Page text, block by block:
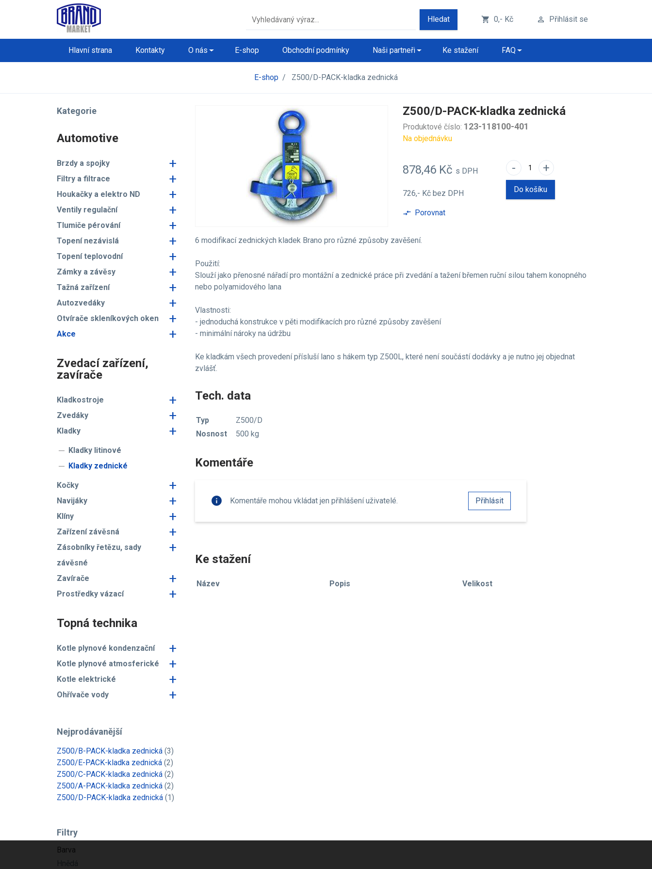
Hledat shopping_cart 0,- Kč perm_identity Přihlásit se
Hlavní strana Kontakty O nás E-shop Obchodní podmínky Naši partneři Ke stažení FAQ
E-shop / Z500/D-PACK-kladka zednická
Kategorie
Automotive
Brzdy a spojky +
Filtry a filtrace +
Houkačky a elektro ND +
Ventily regulační +
Tlumiče pérování +
Topení nezávislá +
Topení teplovodní +
Zámky a závěsy +
Tažná zařízení +
Autozvedáky +
Otvírače skleníkových oken +
Akce +
Zvedací zařízení,
zavírače
Kladkostroje +
Zvedáky +
Kladky +
Kladky litinové
Kladky zednické
Kočky +
Navijáky +
Klíny +
Zařízení závěsná +
Zásobníky řetězu, sady
závěsné
+
Zavírače +
Prostředky vázací +
Topná technika
Kotle plynové kondenzační +
Kotle plynové atmosferické +
Kotle elektrické +
Ohřívače vody +
Nejprodávanější
Z500/B-PACK-kladka zednická (3)
Z500/E-PACK-kladka zednická (2)
Z500/C-PACK-kladka zednická (2)
Z500/A-PACK-kladka zednická (2)
Z500/D-PACK-kladka zednická (1)
Filtry
Barva
Hnědá
Z500/D-PACK-kladka zednická
Produktové číslo: 123-118100-401
Na objednávku
878,46 Kč s DPH
726,- Kč bez DPH
- +
Do košíku
compare_arrows Porovnat
6 modifikací zednických kladek Brano pro různé způsoby zavěšení.
Použití:
Slouží jako přenosné nářadí pro montážní a zednické práce při zvedání a tažení břemen ruční silou tahem konopného
nebo polyamidového lana
Vlastnosti:
- jednoduchá konstrukce v pěti modifikacích pro různé způsoby zavěšení
- minimální nároky na údržbu
Ke kladkám všech provedení přísluší lano s hákem typ Z500L, které není součástí dodávky a je nutno jej objednat
zvlášť.
Tech. data
Typ
Z500/D
Nosnost
500 kg
Komentáře
info Komentáře mohou vkládat jen přihlášení uživatelé. Přihlásit
Ke stažení
Název Popis Velikost